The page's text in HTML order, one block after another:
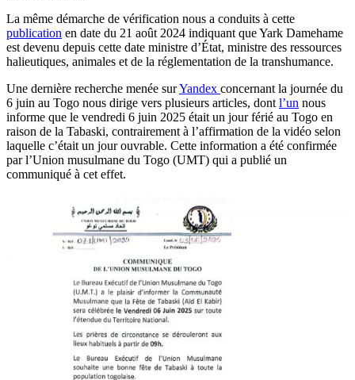
La même démarche de vérification nous a conduits à cette
publication en date du 21 août 2024 indiquant que Yark Damehame
est devenu depuis cette date ministre d’État, ministre des ressources
halieutiques, animales et de la réglementation de la transhumance.
Une dernière recherche menée surYandex concernant la journée du
6 juin au Togo nous dirige vers plusieurs articles, dontl’un nous
informe que le vendredi 6 juin 2025 était un jour férié au Togo en
raison de la Tabaski, contrairement à l’affirmation de la vidéo selon
laquelle c’était un jour ouvrable. Cette information a été confirmée
par l’Union musulmane du Togo (UMT) qui a publié un
communiqué à cet effet.